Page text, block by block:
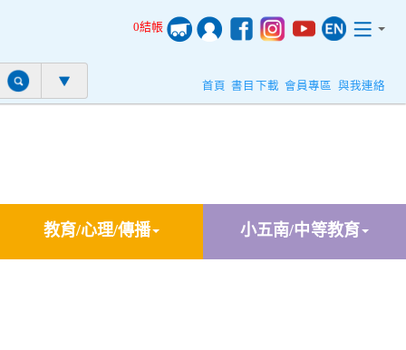
0結帳
首頁 書目下載 會員專區 與我連絡
教育/心理/傳播 小五南/中等教育